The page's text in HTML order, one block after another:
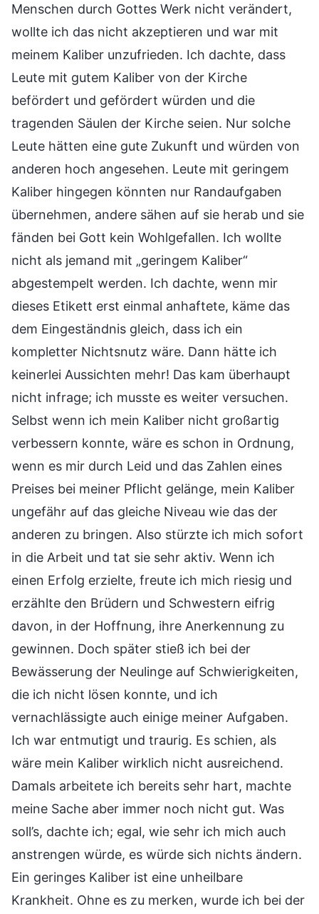
Menschen durch Gottes Werk nicht verändert,
wollte ich das nicht akzeptieren und war mit
meinem Kaliber unzufrieden. Ich dachte, dass
Leute mit gutem Kaliber von der Kirche
befördert und gefördert würden und die
tragenden Säulen der Kirche seien. Nur solche
Leute hätten eine gute Zukunft und würden von
anderen hoch angesehen. Leute mit geringem
Kaliber hingegen könnten nur Randaufgaben
übernehmen, andere sähen auf sie herab und sie
fänden bei Gott kein Wohlgefallen. Ich wollte
nicht als jemand mit „geringem Kaliber“
abgestempelt werden. Ich dachte, wenn mir
dieses Etikett erst einmal anhaftete, käme das
dem Eingeständnis gleich, dass ich ein
kompletter Nichtsnutz wäre. Dann hätte ich
keinerlei Aussichten mehr! Das kam überhaupt
nicht infrage; ich musste es weiter versuchen.
Selbst wenn ich mein Kaliber nicht großartig
verbessern konnte, wäre es schon in Ordnung,
wenn es mir durch Leid und das Zahlen eines
Preises bei meiner Pflicht gelänge, mein Kaliber
ungefähr auf das gleiche Niveau wie das der
anderen zu bringen. Also stürzte ich mich sofort
in die Arbeit und tat sie sehr aktiv. Wenn ich
einen Erfolg erzielte, freute ich mich riesig und
erzählte den Brüdern und Schwestern eifrig
davon, in der Hoffnung, ihre Anerkennung zu
gewinnen. Doch später stieß ich bei der
Bewässerung der Neulinge auf Schwierigkeiten,
die ich nicht lösen konnte, und ich
vernachlässigte auch einige meiner Aufgaben.
Ich war entmutigt und traurig. Es schien, als
wäre mein Kaliber wirklich nicht ausreichend.
Damals arbeitete ich bereits sehr hart, machte
meine Sache aber immer noch nicht gut. Was
soll’s, dachte ich; egal, wie sehr ich mich auch
anstrengen würde, es würde sich nichts ändern.
Ein geringes Kaliber ist eine unheilbare
Krankheit. Ohne es zu merken, wurde ich bei der